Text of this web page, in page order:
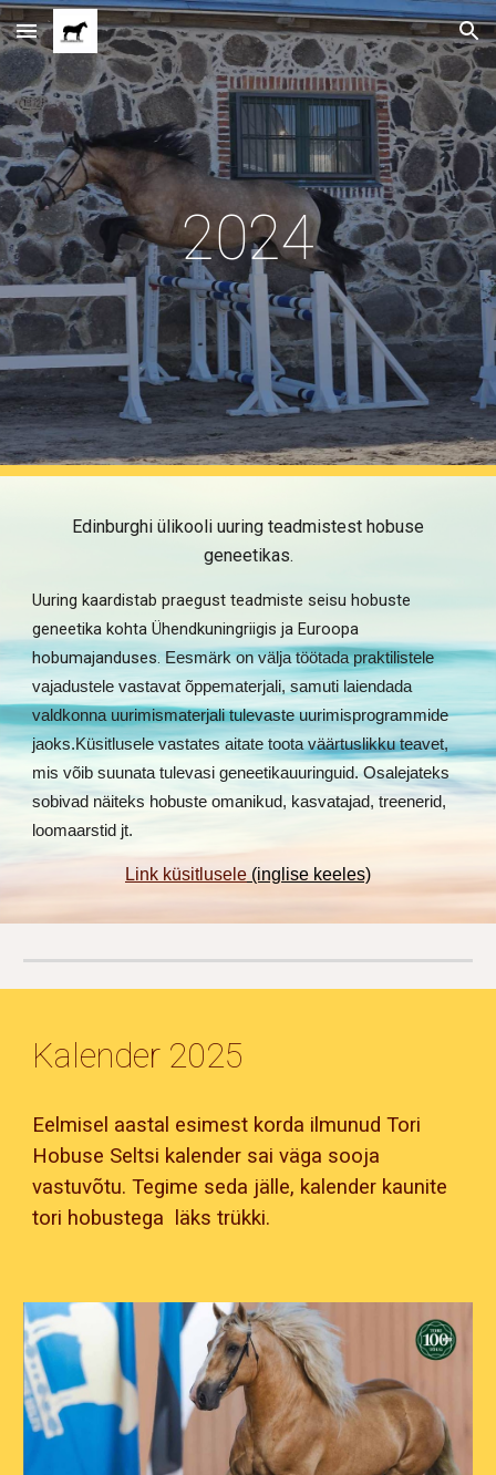
Skip to main content Skip to navigation
2024
Edinburghi ülikooli uuring teadmistest hobuse
geneetikas.
Uuring kaardistab praegust teadmiste seisu hobuste
geneetika kohta Ühendkuningriigis ja Euroopa
hobumajanduses. Eesmärk on välja töötada praktilistele
vajadustele vastavat õppematerjali, samuti laiendada
valdkonna uurimismaterjali tulevaste uurimisprogrammide
jaoks.Küsitlusele vastates aitate toota väärtuslikku teavet,
mis võib suunata tulevasi geneetikauuringuid. Osalejateks
sobivad näiteks hobuste omanikud, kasvatajad, treenerid,
loomaarstid jt.
Link küsitlusele (inglise keeles)
Kalender 2025
Eelmisel aastal esimest korda ilmunud Tori
Hobuse Seltsi kalender sai väga sooja
vastuvõtu. Tegime seda jälle, kalender kaunite
tori hobustega läks trükki.